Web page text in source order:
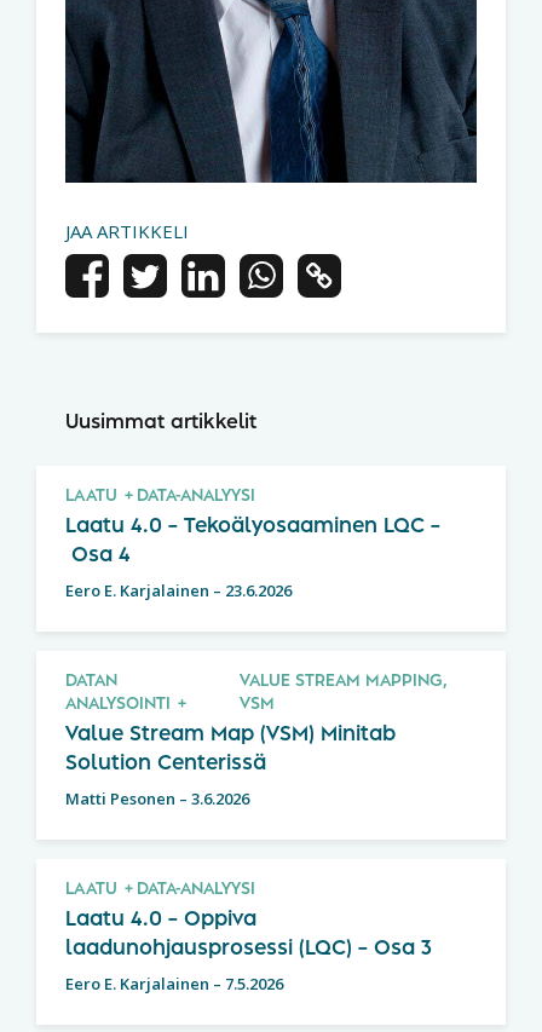
JAA ARTIKKELI
Uusimmat artikkelit
LAATU DATA-ANALYYSI
Laatu 4.0 – Tekoälyosaaminen LQC –
Osa 4
Eero E. Karjalainen – 23.6.2026
DATAN
ANALYSOINTI
VALUE STREAM MAPPING,
VSM
Value Stream Map (VSM) Minitab
Solution Centerissä
Matti Pesonen – 3.6.2026
LAATU DATA-ANALYYSI
Laatu 4.0 – Oppiva
laadunohjausprosessi (LQC) – Osa 3
Eero E. Karjalainen – 7.5.2026